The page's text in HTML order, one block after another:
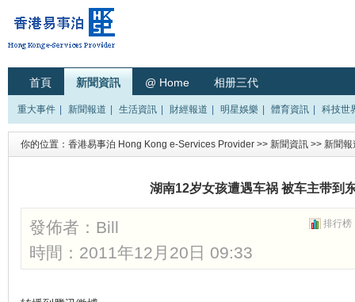
首頁 新聞資訊 @ Home 相册三代
重大事件 新聞報道 生活資訊 財經報道 明星娛樂 體育資訊 科技世
你的位置： 香港易事泊 Hong Kong e-Services Provider >> 新聞資訊 >> 新聞報
湖南12岁女孩遭遇车祸 被车主带到
排行榜
發佈者： Bill
時間：2011年12月20日 09:33